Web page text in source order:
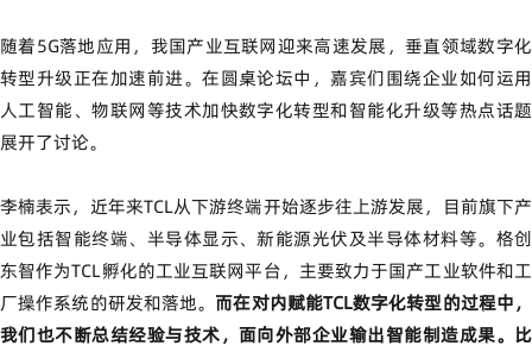
随着5G落地应用，我国产业互联网迎来高速发展，垂直领域数字化
转型升级正在加速前进。在圆桌论坛中，嘉宾们围绕企业如何运用
人工智能、物联网等技术加快数字化转型和智能化升级等热点话题
展开了讨论。
李楠表示，近年来TCL从下游终端开始逐步往上游发展，目前旗下产
业包括智能终端、半导体显示、新能源光伏及半导体材料等。格创
东智作为TCL孵化的工业互联网平台，主要致力于国产工业软件和工
厂操作系统的研发和落地。 而在对内赋能TCL数字化转型的过程中，
我们也不断总结经验与技术，面向外部企业输出智能制造成果。比